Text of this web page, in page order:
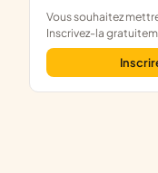
Vous souhaitez mettre en avant votre association ?
Inscrivez-la